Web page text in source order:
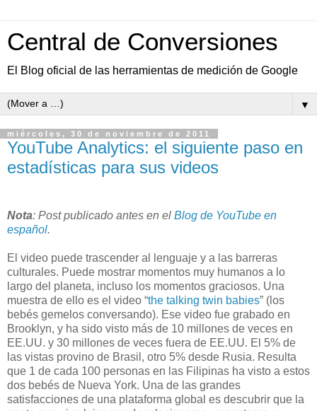
Central de Conversiones
El Blog oficial de las herramientas de medición de Google
▼
miércoles, 30 de noviembre de 2011
YouTube Analytics: el siguiente paso en
estadísticas para sus videos
Nota: Post publicado antes en el Blog de YouTube en
español.
El video puede trascender al lenguaje y a las barreras
culturales. Puede mostrar momentos muy humanos a lo
largo del planeta, incluso los momentos graciosos. Una
muestra de ello es el video “the talking twin babies” (los
bebés gemelos conversando). Ese video fue grabado en
Brooklyn, y ha sido visto más de 10 millones de veces en
EE.UU. y 30 millones de veces fuera de EE.UU. El 5% de
las vistas provino de Brasil, otro 5% desde Rusia. Resulta
que 1 de cada 100 personas en las Filipinas ha visto a estos
dos bebés de Nueva York. Una de las grandes
satisfacciones de una plataforma global es descubrir que la